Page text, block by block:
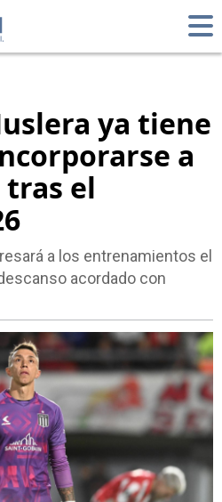
ya tiene
a
el
a los entrenamientos el
acordado con